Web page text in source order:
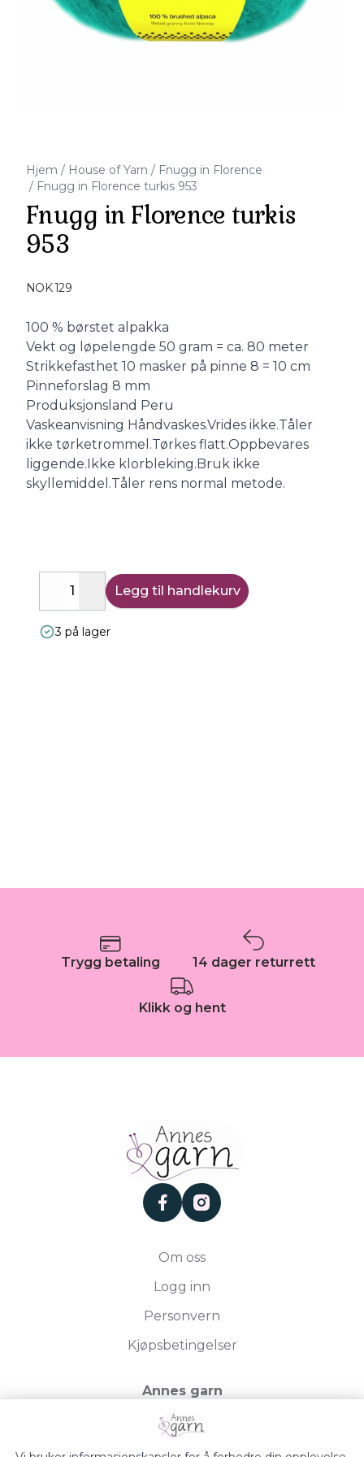
Hjem / House of Yarn / Fnugg in Florence
/ Fnugg in Florence turkis 953
Fnugg in Florence turkis
953
NOK 129
Description
100 % børstet alpakka
Vekt og løpelengde 50 gram = ca. 80 meter
Strikkefasthet 10 masker på pinne 8 = 10 cm
Pinneforslag 8 mm
Produksjonsland Peru
Vaskeanvisning Håndvaskes.Vrides ikke.Tåler
ikke tørketrommel.Tørkes flatt.Oppbevares
liggende.Ikke klorbleking.Bruk ikke
skyllemiddel.Tåler rens normal metode.
DecreaseIncrease
Legg til handlekurv
3 på lager
Trygg betaling 14 dager returrett
Klikk og hent
facebookinstagram
Om oss
Logg inn
Personvern
Kjøpsbetingelser
Annes garn
Storgata 19, 2750 Gran
Org.nr. 994050613